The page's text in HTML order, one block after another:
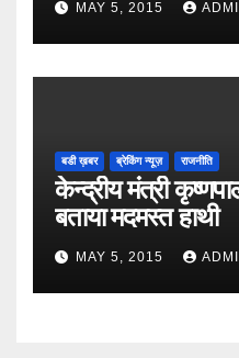
MAY 5, 2015
बडी ख़बर ब्रेकिंग न्यूज़ राजनीति
केन्द्रीय मंत्री
बताया मदमस्त हाथी
MAY 5, 2015